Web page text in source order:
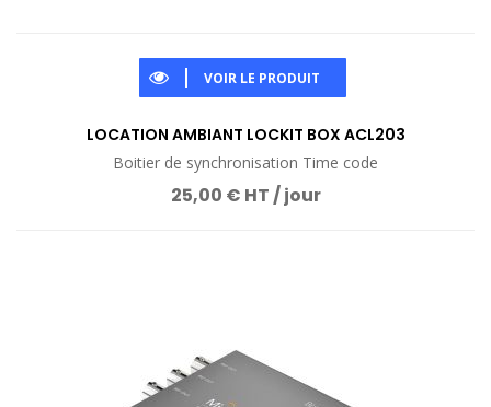
VOIR LE PRODUIT
LOCATION AMBIANT LOCKIT BOX ACL203
Boitier de synchronisation Time code
25,00 € HT / jour